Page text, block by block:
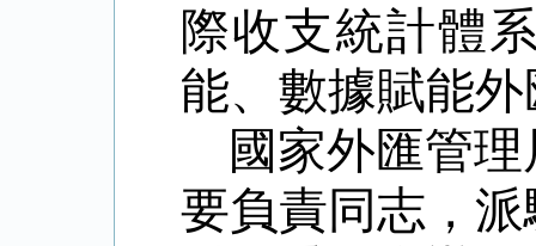
際收支統計體
能、數據賦能
國家外匯管
要負責同志，